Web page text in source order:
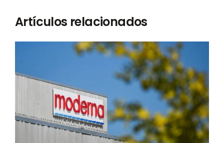
Artículos relacionados